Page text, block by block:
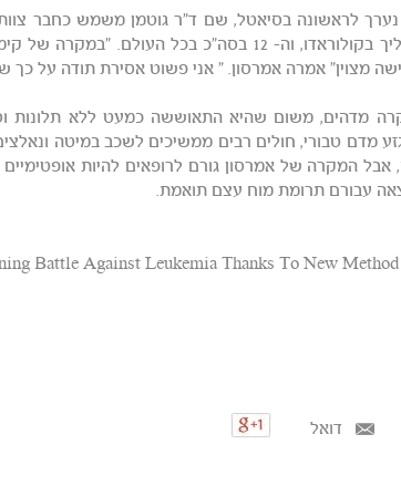
נערך לראשונה בסיאטל, שם ד"ר גוטמן משמש כחבר
שעברה את ההליך בקולוראדו, וה- 12 בסה"כ בכל
מצוין" אמרה אמרסון. " אני פשוט אסירת תודה על כך
אבל המקרה של אמרסון גורם לרופאים להיות אופטימיים
עבורם תרומת מוח עצם תואמת.
דואל